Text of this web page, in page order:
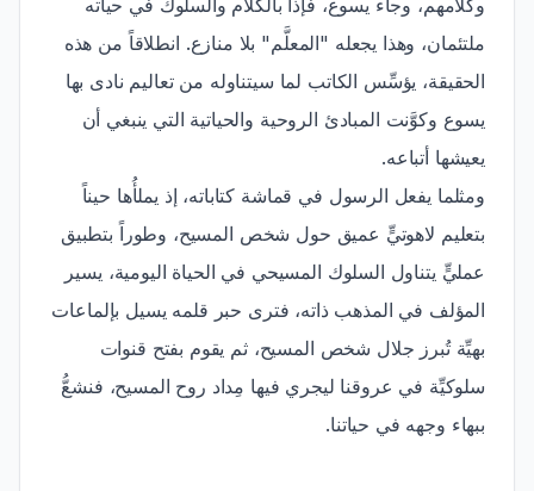
وكلامهم، وجاء يسوع، فإذا بالكلام والسلوك في حياته
ملتئمان، وهذا يجعله "المعلَّم" بلا منازع. انطلاقاً من هذه
الحقيقة، يؤسِّس الكاتب لما سيتناوله من تعاليم نادى بها
يسوع وكوَّنت المبادئ الروحية والحياتية التي ينبغي أن
يعيشها أتباعه.
ومثلما يفعل الرسول في قماشة كتاباته، إذ يملأُها حيناً
بتعليم لاهوتيٍّ عميق حول شخص المسيح، وطوراً بتطبيق
عمليٍّ يتناول السلوك المسيحي في الحياة اليومية، يسير
المؤلف في المذهب ذاته، فترى حبر قلمه يسيل بإلماعات
بهيِّة تُبرز جلال شخص المسيح، ثم يقوم بفتح قنوات
سلوكيِّة في عروقنا ليجري فيها مِداد روح المسيح، فنشعُّ
ببهاء وجهه في حياتنا.